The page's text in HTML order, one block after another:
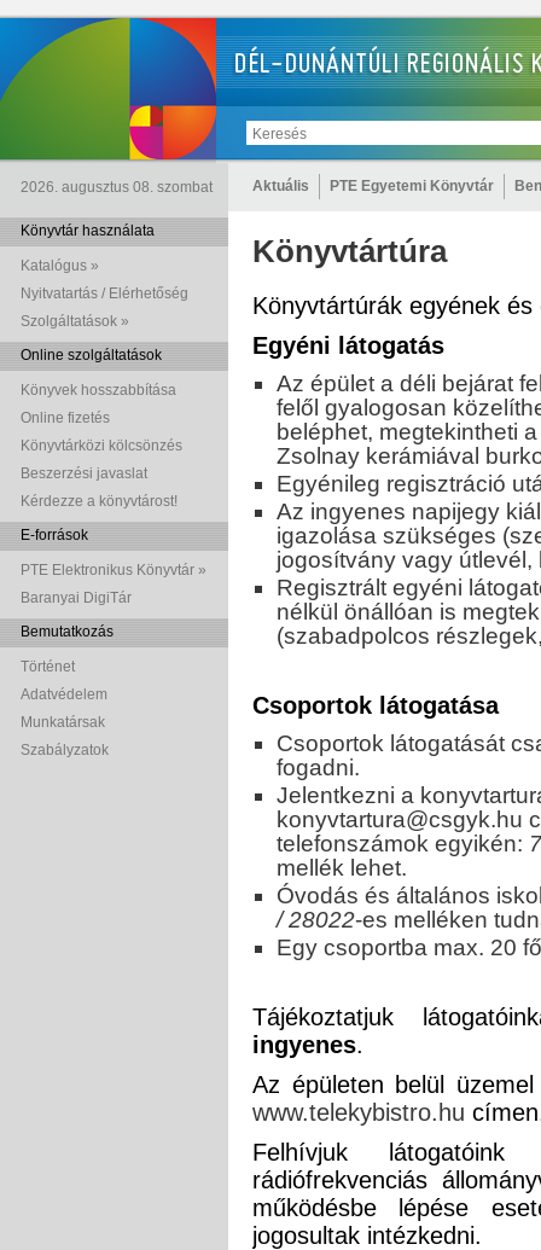
2026. augusztus 08. szombat Aktuális PTE Egyetemi Könyvtár
Könyvtár használata
Katalógus »
Nyitvatartás / Elérhetőség
Szolgáltatások »
Online szolgáltatások
Könyvek hosszabbítása
Online fizetés
Könyvtárközi kölcsönzés
Beszerzési javaslat
Kérdezze a könyvtárost!
E-források
PTE Elektronikus Könyvtár »
Baranyai DigiTár
Bemutatkozás
Történet
Adatvédelem
Munkatársak
Szabályzatok
Könyvtártúra
Könyvtártúrák egyének
Egyéni látogatás
Az épület a déli bejárat
felől gyalogosan
beléphet, megtekintheti
Zsolnay kerámiával
Egyénileg regisztráció
Az ingyenes napijegy
igazolása szükséges
jogosítvány vagy
Regisztrált egyéni
nélkül önállóan is
(szabadpolcos
Csoportok látogatása
Csoportok látogatását
fogadni.
Jelentkezni a
konyvtartura@csgyk.hu
telefonszámok egyikén:
mellék lehet.
Óvodás és általános
/ 28022-es melléken
Egy csoportba max. 20
Tájékoztatjuk
ingyenes.
Az épületen belül
www.telekybistro.hu
Felhívjuk
rádiófrekvenciás
működésbe lépése
jogosultak intézkedni.